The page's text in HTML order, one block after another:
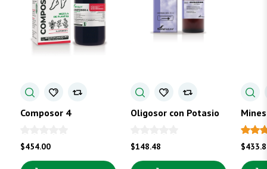
Composor 4
$454.00
Oligosor con Potasio
$148.48 $